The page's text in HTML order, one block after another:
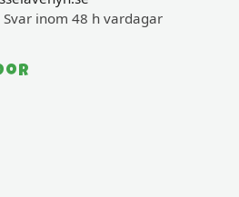
Svar inom 48 h vardagar